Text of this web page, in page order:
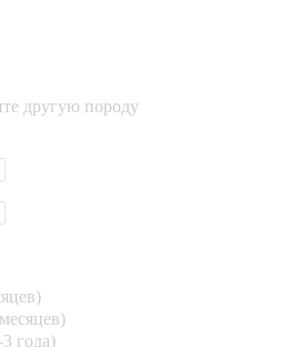
другую породу
года)